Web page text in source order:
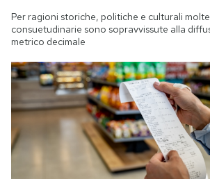
Per ragioni storiche, politiche e culturali
consuetudinarie sono sopravvissute alla
metrico decimale